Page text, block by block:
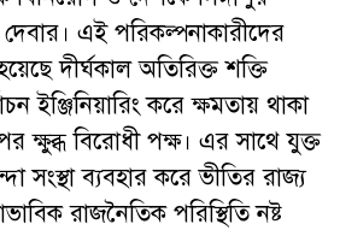
এই পরিকল্পনাকারীদের
দীর্ঘকাল অতিরিক্ত শক্তি
ইঞ্জিনিয়ারিং করে ক্ষমতায় থাকা
ক্ষুব্ধ বিরোধী পক্ষ। এর সাথে যুক্ত
সংস্থা ব্যবহার করে ভীতির রাজ্য
রাজনৈতিক পরিস্থিতি নষ্ট